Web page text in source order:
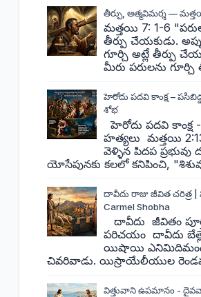
తీర్పు, ఆత్మవిమర్శ —
మత్తయి 7: 1-6
తీర్పు చేయకుడు.
గూర్చి అట్లే తీర్పు
మీరు పరులను గూర్చి
హెరోదు పదవి కాంక్ష –
శోభ
హెరోదు పదవి కాంక్ష
హత్యలు మత్తయి
వెళ్ళిన పిదప ప్రభువు
యోసేపునకు కలలో కనిపించి,
దావీదు రాజు జీవిత చరిత్ర |
Carmel Shobha
దావీదు జీవితం
పరిచయం దావీదు
యిషాయి
చివరివాడు. యిస్రాయేలీయుల
విత్తువాని ఉపమానం -